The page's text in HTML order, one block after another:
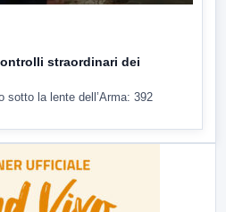
straordinari dei
sotto la lente dell’Arma: 392